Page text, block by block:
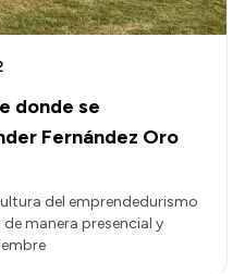
donde se
Fernández Oro
del emprendedurismo
manera presencial y